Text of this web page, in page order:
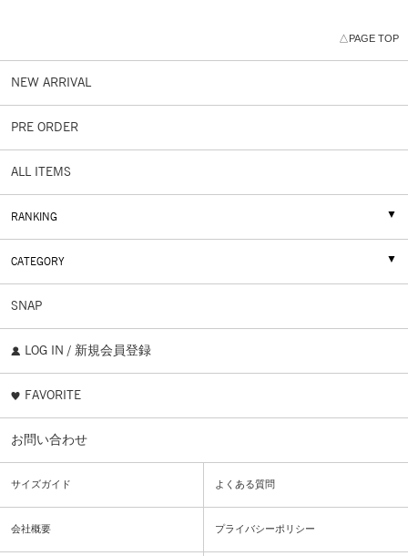
△PAGE TOP
NEW ARRIVAL
PRE ORDER
ALL ITEMS
RANKING
CATEGORY
SNAP
LOG IN / 新規会員登録
FAVORITE
お問い合わせ
サイズガイド よくある質問
会社概要 プライバシーポリシー